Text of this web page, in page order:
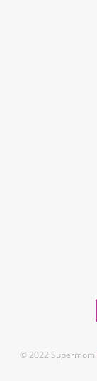
© 2022 Supermom